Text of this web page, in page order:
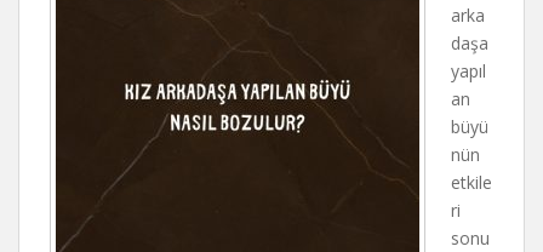
arka
daşa
yapıl
an
büyü
nün
etkile
ri
sonu